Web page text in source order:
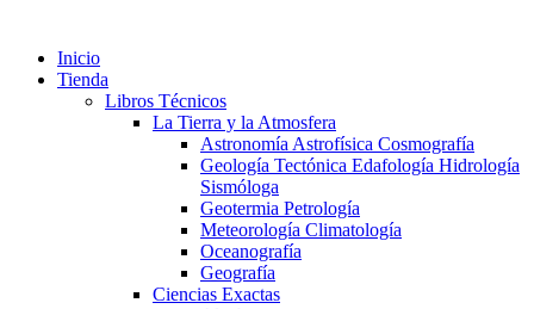
Inicio
Tienda
Libros Técnicos
La Tierra y la Atmosfera
Astronomía Astrofísica Cosmografía
Geología Tectónica Edafología Hidrología
Sismóloga
Geotermia Petrología
Meteorología Climatología
Oceanografía
Geografía
Ciencias Exactas